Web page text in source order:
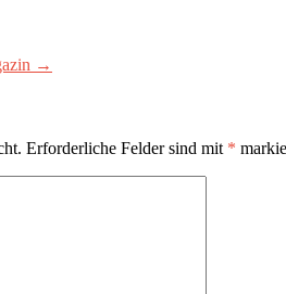
→
Erforderliche Felder sind mit *